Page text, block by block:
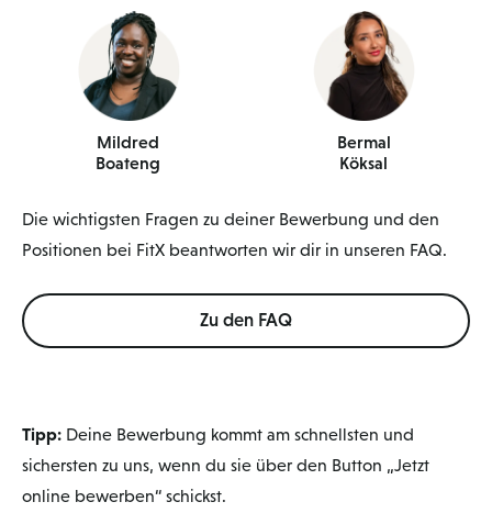
Mildred
Boateng
Bermal
Köksal
Die wichtigsten Fragen zu deiner Bewerbung und den
Positionen bei FitX beantworten wir dir in unseren FAQ.
Zu den FAQ
Tipp: Deine Bewerbung kommt am schnellsten und
sichersten zu uns, wenn du sie über den Button „Jetzt
online bewerben“ schickst.